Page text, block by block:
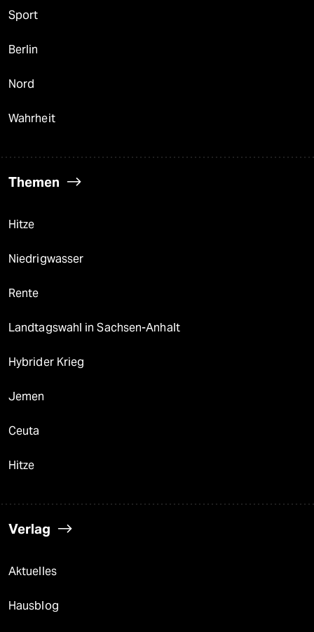
Sport
Berlin
Nord
Wahrheit
Themen
Hitze
Niedrigwasser
Rente
Landtagswahl in Sachsen-Anhalt
Hybrider Krieg
Jemen
Ceuta
Hitze
Verlag
Aktuelles
Hausblog